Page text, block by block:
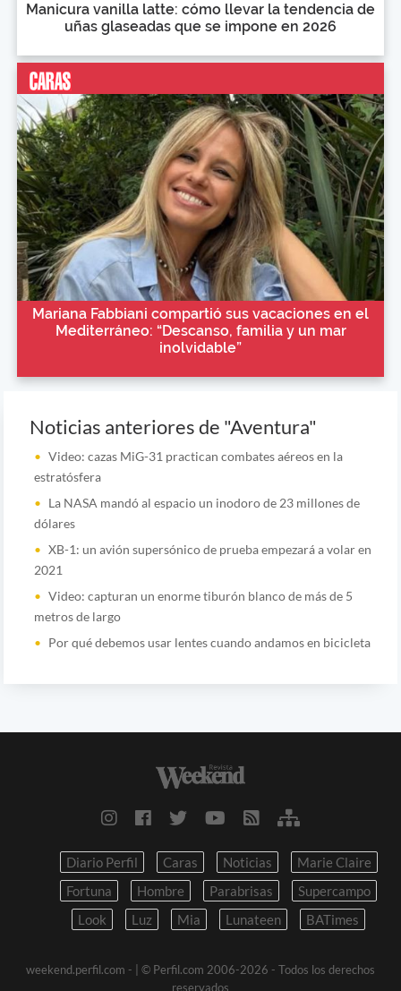
Manicura vanilla latte: cómo llevar la tendencia de
uñas glaseadas que se impone en 2026
Mariana Fabbiani compartió sus vacaciones en el
Mediterráneo: “Descanso, familia y un mar
inolvidable”
Noticias anteriores de "Aventura"
Video: cazas MiG-31 practican combates aéreos en la
estratósfera
La NASA mandó al espacio un inodoro de 23 millones de
dólares
XB-1: un avión supersónico de prueba empezará a volar en
2021
Video: capturan un enorme tiburón blanco de más de 5
metros de largo
Por qué debemos usar lentes cuando andamos en bicicleta
Diario Perfil Caras Noticias
Marie Claire
Fortuna
Hombre Parabrisas
Supercampo
Look
Luz Mia Lunateen BATimes
weekend.perfil.com -
| © Perfil.com 2006-2026 - Todos los derechos
reservados